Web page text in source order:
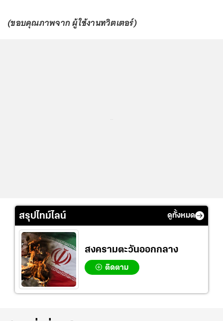
(ขอบคุณภาพจาก ผู้ใช้งานทวิตเตอร์)
สรุปไทม์ไลน์ ดูทั้งหมด
สงครามตะวันออกกลาง
ติดตาม